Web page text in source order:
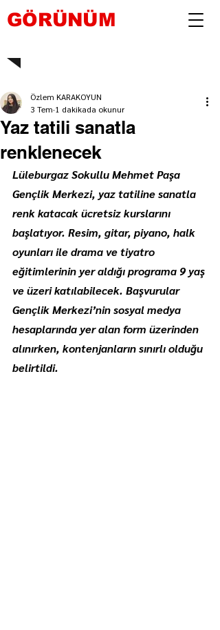
GÖRÜNÜM
Yaz tatili sanatla
renklenecek
Özlem KARAKOYUN
3 Tem 1 dakikada okunur
Lüleburgaz Sokullu Mehmet Paşa
Gençlik Merkezi, yaz tatiline sanatla
renk katacak ücretsiz kurslarını
başlatıyor. Resim, gitar, piyano, halk
oyunları ile drama ve tiyatro
eğitimlerinin yer aldığı programa 9 yaş
ve üzeri katılabilecek. Başvurular
Gençlik Merkezi’nin sosyal medya
hesaplarında yer alan form üzerinden
alınırken, kontenjanların sınırlı olduğu
belirtildi.